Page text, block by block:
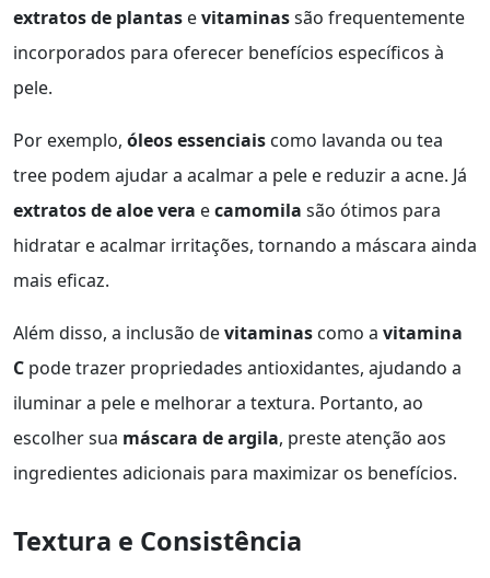
extratos de plantas evitaminassão frequentemente
incorporados para oferecer benefícios específicos à
pele.
Por exemplo, óleos essenciais como lavanda ou tea
tree podem ajudar a acalmar a pele e reduzir a acne. Já
extratos de aloe vera ecamomila são ótimos para
hidratar e acalmar irritações, tornando a máscara ainda
mais eficaz.
Além disso, a inclusão devitaminas como a vitamina
C pode trazer propriedades antioxidantes, ajudando a
iluminar a pele e melhorar a textura. Portanto, ao
escolher sua máscara de argila, preste atenção aos
ingredientes adicionais para maximizar os benefícios.
Textura e Consistência